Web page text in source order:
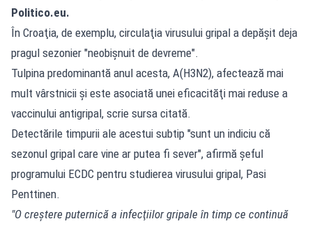
Politico.eu.
În Croaţia, de exemplu, circulaţia virusului gripal a depăşit deja
pragul sezonier ″neobişnuit de devreme″⁣.
Tulpina predominantă anul acesta, A(H3N2), afectează mai
mult vârstnicii şi este asociată unei eficacităţi mai reduse a
vaccinului antigripal, scrie sursa citată.
Detectările timpurii ale acestui subtip ″sunt un indiciu că
sezonul gripal care vine ar putea fi sever″⁣, afirmă şeful
programului ECDC pentru studierea virusului gripal, Pasi
Penttinen.
″O creştere puternică a infecţiilor gripale în timp ce continuă